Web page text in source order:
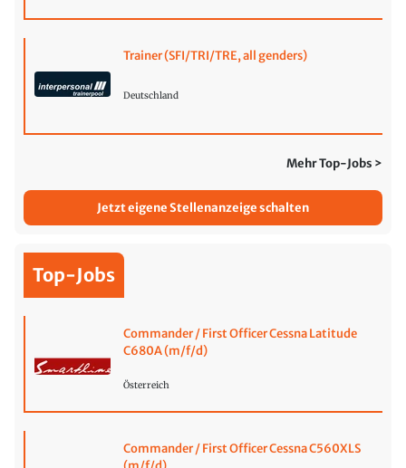
Trainer (SFI/TRI/TRE, all genders)
Deutschland
Mehr Top-Jobs >
Jetzt eigene Stellenanzeige schalten
Top-Jobs
Commander / First Officer Cessna Latitude
C680A (m/f/d)
Österreich
Commander / First Officer Cessna C560XLS